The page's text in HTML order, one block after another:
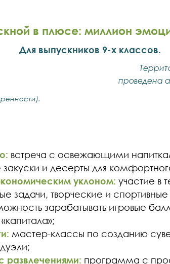
в плюсе: миллион
Для выпускников 9-х классов.
проведена
встреча с освежающими
закуски и десерты для
уклоном:участие в
задачи, творческие и спортивные
зарабатывать игровые
мастер-классы по созданию
программа с